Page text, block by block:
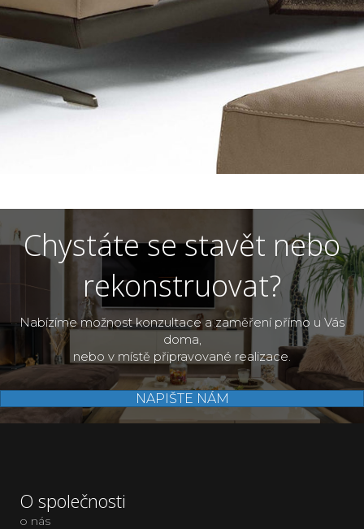
Chystáte se stavět nebo
rekonstruovat?
Nabízíme možnost konzultace a zaměření přímo u Vás
doma,
nebo v místě připravované realizace.
NAPIŠTE NÁM
O společnosti
o nás